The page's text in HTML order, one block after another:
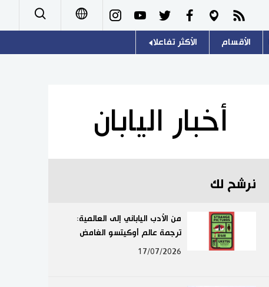
Русский
الأقسام
تجارب وآراء
سياسة
اقتصاد
مجتمع
ثقافة
الأكثر تفاعلا
هو وهي
المطبخ الياباني
أخبار اليابان
نرشح لك
من الأدب الياباني إلى العالمية:
ترجمة عالم أوكيتسو الغامض
17/07/2026